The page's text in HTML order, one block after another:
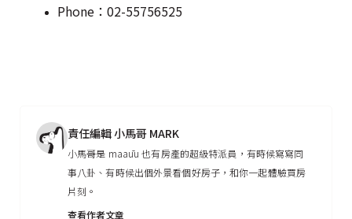
Phone：02-55756525
責任編輯 小馬哥 MARK
小馬哥是 maaūu 也有房產的超級特派員，有時候寫寫同
事八卦、有時候出個外景看個好房子，和你一起體驗買房
片刻。
查看作者文章